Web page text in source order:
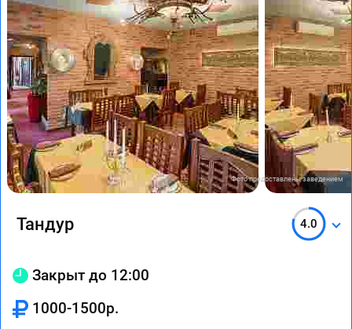
Фото предоставлены заведением
Тандур 4.0
Закрыт до 12:00
1000-1500р.